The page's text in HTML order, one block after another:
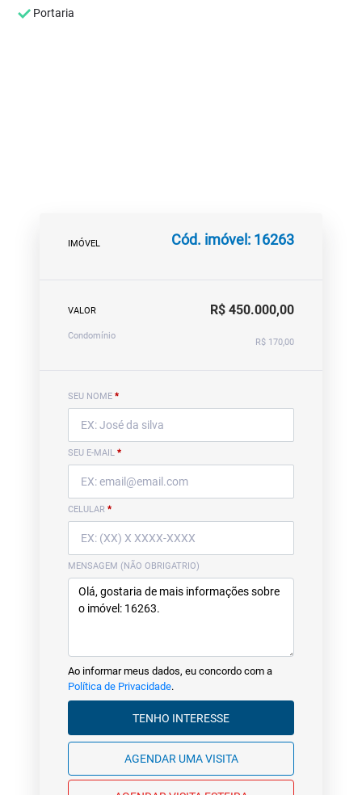
Portaria
IMÓVEL Cód. imóvel: 16263
VALOR R$ 450.000,00
Condomínio
R$ 170,00
SEU NOME *
SEU E-MAIL *
CELULAR *
MENSAGEM (NÃO OBRIGATRIO)
Ao informar meus dados, eu concordo com a
Política de Privacidade.
TENHO INTERESSE
AGENDAR UMA VISITA